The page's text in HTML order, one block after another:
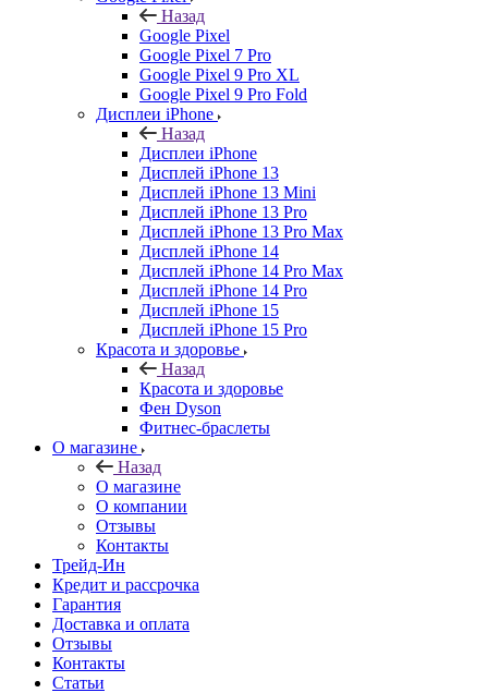
Назад
Google Pixel
Google Pixel 7 Pro
Google Pixel 9 Pro XL
Google Pixel 9 Pro Fold
Дисплеи iPhone
Назад
Дисплеи iPhone
Дисплей iPhone 13
Дисплей iPhone 13 Mini
Дисплей iPhone 13 Pro
Дисплей iPhone 13 Pro Max
Дисплей iPhone 14
Дисплей iPhone 14 Pro Max
Дисплей iPhone 14 Pro
Дисплей iPhone 15
Дисплей iPhone 15 Pro
Красота и здоровье
Назад
Красота и здоровье
Фен Dyson
Фитнес-браслеты
О магазине
Назад
О магазине
О компании
Отзывы
Контакты
Трейд-Ин
Кредит и рассрочка
Гарантия
Доставка и оплата
Отзывы
Контакты
Статьи